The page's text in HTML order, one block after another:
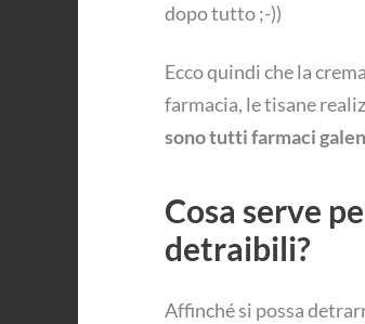
dopo tutto ;-))
Ecco quindi che la
farmacia, le tisane
sono tutti farmaci
Cosa serve
detraibili?
Affinché si possa